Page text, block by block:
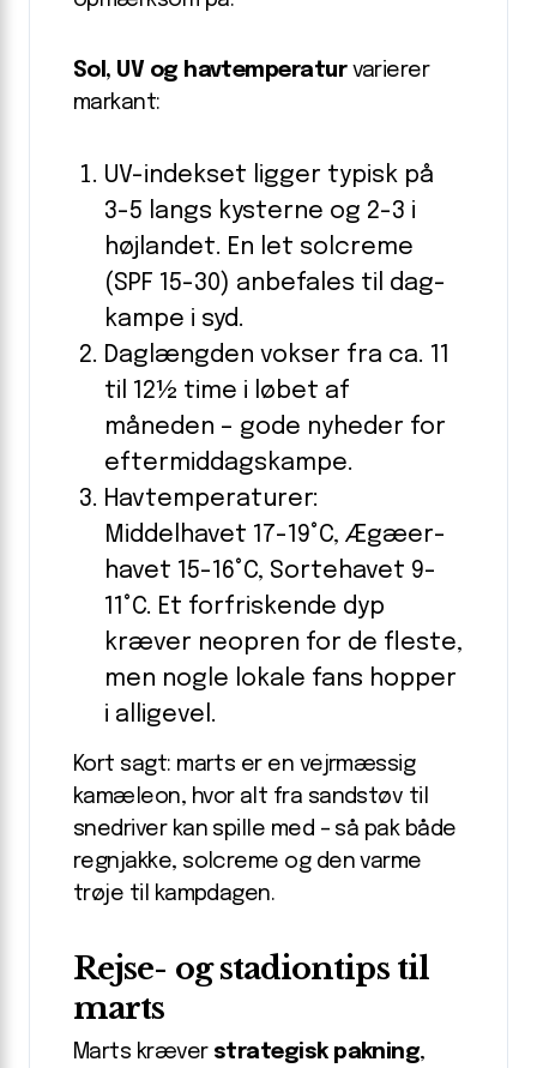
Sol, UV og havtemperaturvarierer
markant:
UV-indekset ligger typisk på
3-5 langs kysterne og 2-3 i
højlandet. En let sol­creme
(SPF 15-30) anbefales til dag­
kampe i syd.
Daglængden vokser fra ca. 11
til 12½ time i løbet af
måneden – gode nyheder for
efter­middagskampe.
Havtemperaturer:
Middelhavet 17-19°C, Ægæer­
havet 15-16°C, Sortehavet 9-
11°C. Et forfriskende dyp
kræver neopren for de fleste,
men nogle lokale fans hopper
i alligevel.
Kort sagt: marts er en vejr­mæssig
kamæleon, hvor alt fra sandstøv til
snedriver kan spille med – så pak både
regnjakke, sol­creme og den varme
trøje til kampdagen.
Rejse- og stadiontips til
marts
Marts kræver strategisk pakning,